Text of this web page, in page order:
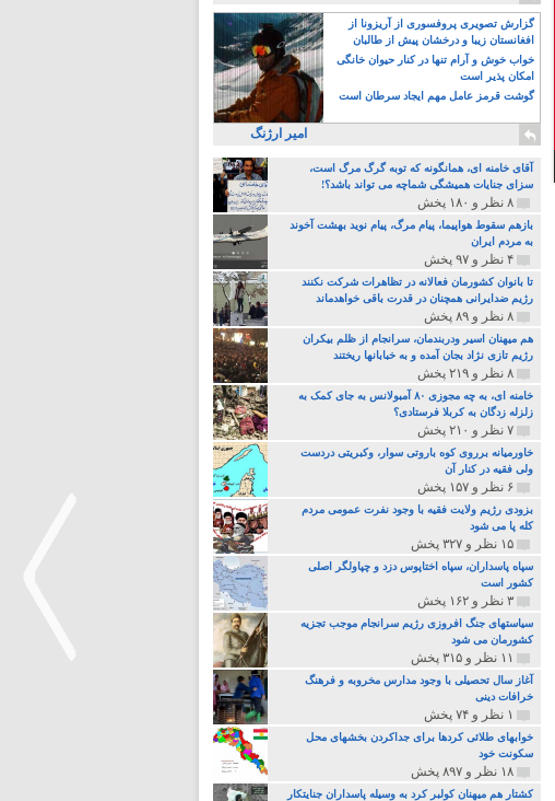
گزارش تصویری پروفسوری از آریزونا از
افغانستان زیبا و درخشان پیش از طالبان
خواب خوش و آرام تنها در کنار حیوان خانگی
امکان پذیر است
گوشت قرمز عامل مهم ایجاد سرطان است
امیر ارژنگ
آقای خامنه ای، همانگونه که توبه گرگ مرگ است،
سزای جنایات همیشگی شماچه می تواند باشد؟!
۸ نظر و ۱۸۰ پخش
بازهم سقوط هواپیما، پیام مرگ، پیام نوید بهشت آخوند
به مردم ایران
۴ نظر و ۹۷ پخش
تا بانوان کشورمان فعالانه در تظاهرات شرکت نکنند
رژیم ضدایرانی همچنان در قدرت باقی خواهدماند
۸ نظر و ۸۹ پخش
هم میهنان اسیر ودربندمان، سرانجام از ظلم بیکران
رژیم تازی نژاد بجان آمده و به خبابانها ریختند
۸ نظر و ۲۱۹ پخش
خامنه ای، به چه مجوزی ۸۰ آمبولانس به جای کمک به
زلزله زدگان به کربلا فرستادی؟
۷ نظر و ۲۱۰ پخش
خاورمیانه برروی کوه باروتی سوار، وکبریتی دردست
ولی فقیه در کنار آن
۶ نظر و ۱۵۷ پخش
بزودی رژیم ولایت فقیه با وجود نفرت عمومی مردم
کله پا می شود
۱۵ نظر و ۳۲۷ پخش
سپاه پاسداران، سپاه اختاپوس دزد و چپاولگر اصلی
کشور است
۳ نظر و ۱۶۲ پخش
سیاستهای جنگ افروزی رژیم سرانجام موجب تجزیه
کشورمان می شود
۱۱ نظر و ۳۱۵ پخش
آغاز سال تحصیلی با وجود مدارس مخروبه و فرهنگ
خرافات دینی
۱ نظر و ۷۴ پخش
خوابهای طلائی کردها برای جداکردن بخشهای محل
سکونت خود
۱۸ نظر و ۸۹۷ پخش
کشتار هم میهنان کولبر کرد به وسیله پاسداران جنایتکار